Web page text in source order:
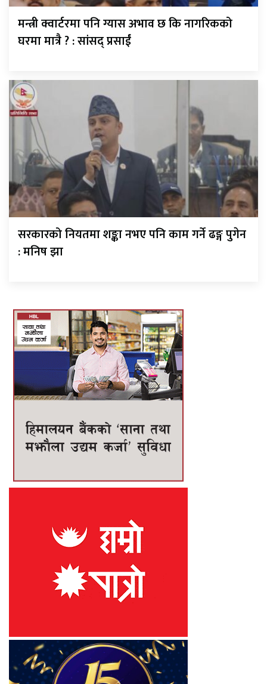
मन्त्री क्वार्टरमा पनि ग्यास अभाव छ कि नागरिकको
घरमा मात्रै ? : सांसद् प्रसाईं
सरकारको नियतमा शङ्का नभए पनि काम गर्ने ढङ्ग पुगेन
: मनिष झा